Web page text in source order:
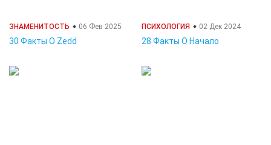
ЗНАМЕНИТОСТЬ 06 Фев 2025
30 Факты О Zedd
ПСИХОЛОГИЯ 02 Дек 2024
28 Факты О Начало